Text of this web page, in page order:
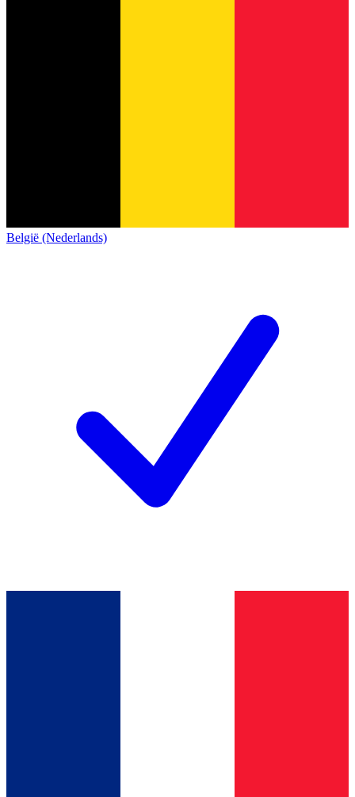
België (Nederlands)